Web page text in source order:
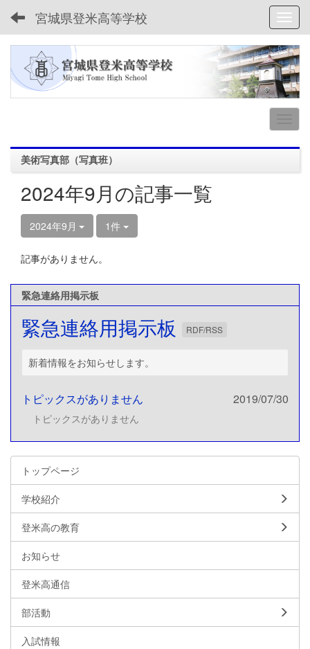
宮城県登米高等学校
美術写真部（写真班）
2024年9月の記事一覧
2024年9月 1件
記事がありません。
緊急連絡用掲示板
緊急連絡用掲示板 RDF/RSS
新着情報をお知らせします。
トピックスがありません 2019/07/30
トピックスがありません
トップページ
学校紹介
登米高の教育
お知らせ
登米高通信
部活動
入試情報